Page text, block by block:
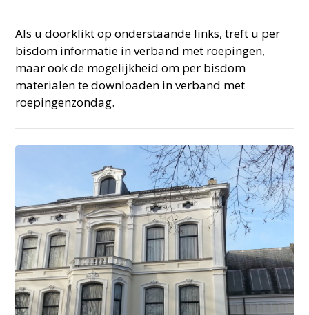
Als u doorklikt op onderstaande links, treft u per
bisdom informatie in verband met roepingen,
maar ook de mogelijkheid om per bisdom
materialen te downloaden in verband met
roepingenzondag.